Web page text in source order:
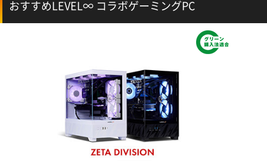
おすすめLEVEL∞ コラボゲーミングPC